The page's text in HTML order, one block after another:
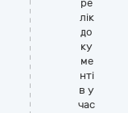
ре
лік
до
ку
ме
нті
в у
час